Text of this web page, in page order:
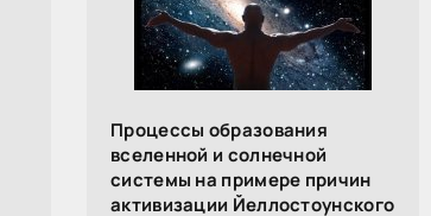
Процессы образования
вселенной и солнечной
системы на примере причин
активизации Йеллостоунского